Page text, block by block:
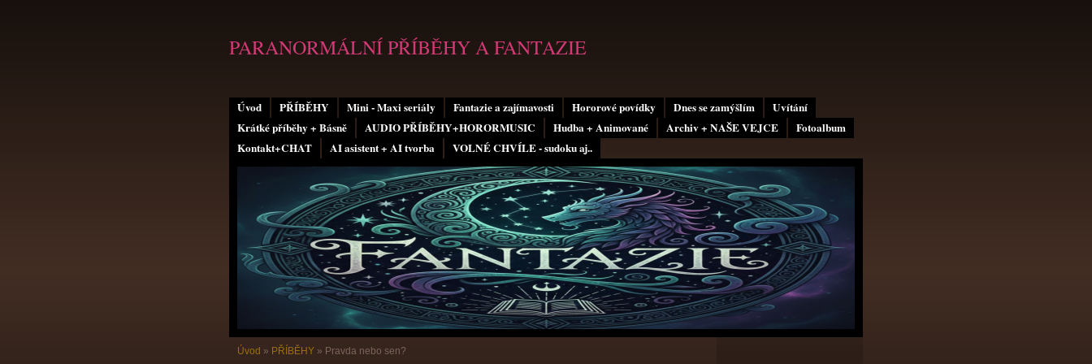
Úvod PŘÍBĚHY Mini - Maxi seriály Fantazie a zajímavosti Hororové povídky Dnes se zamýšlím
Uvítání
Krátké příběhy + Básně
AUDIO PŘÍBĚHY+HORORMUSIC Hudba + Animované Archiv + NAŠE VEJCE
Fotoalbum
Kontakt+CHAT
AI asistent + AI tvorba VOLNÉ CHVÍLE - sudoku aj..
PARANORMÁLNÍ PŘÍBĚHY A FANTAZIE
Úvod » PŘÍBĚHY » Pravda nebo sen?